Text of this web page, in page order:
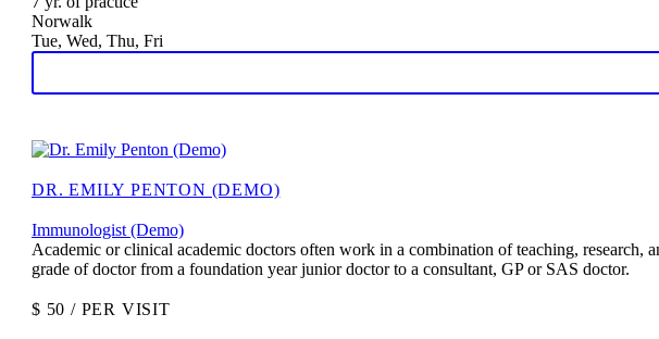
Norwalk
Tue, Wed, Thu, Fri
DR. EMILY PENTON (DEMO)
Immunologist (Demo)
Academic or clinical academic doctors often work in a combination of teaching, research,
grade of doctor from a foundation year junior doctor to a consultant, GP or SAS doctor.
$ 50 / PER VISIT